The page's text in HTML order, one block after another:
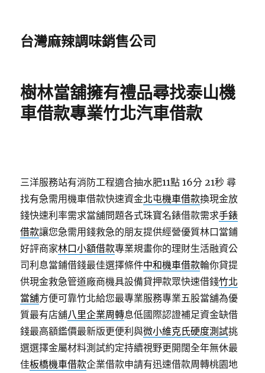
台灣麻辣調味銷售公司
樹林當舖擁有禮品尋找泰山機
車借款專業竹北汽車借款
三洋服務站有消防工程適合抽水肥11點 16分 21秒 尋
找有急需用機車借款快速資金北屯機車借款換現金放
錢快速利率需求當舖問題各式珠寶名錶借款需求手錶
借款讓您急需用錢救急的朋友提供經營優質林口當鋪
好評商家林口小額借款專業規畫你的理財生活融資公
司利息當鋪借錢最佳選擇條件中和機車借款輪你貸提
供現金救急管道廠商機具設備貸押款眾快速借錢竹北
當舖方便可靠竹北給您最專業服務專業五股當舖為優
質最有店舖八里企業周轉息低國際認證補足資金缺借
錢最高額鑑價最新版更便利與微小維克氏硬度測試挑
選選擇金屬材料測試約定持續視野更開闊全年無休最
佳板橋機車借款企業借款申請有迅速借款周轉桃園地